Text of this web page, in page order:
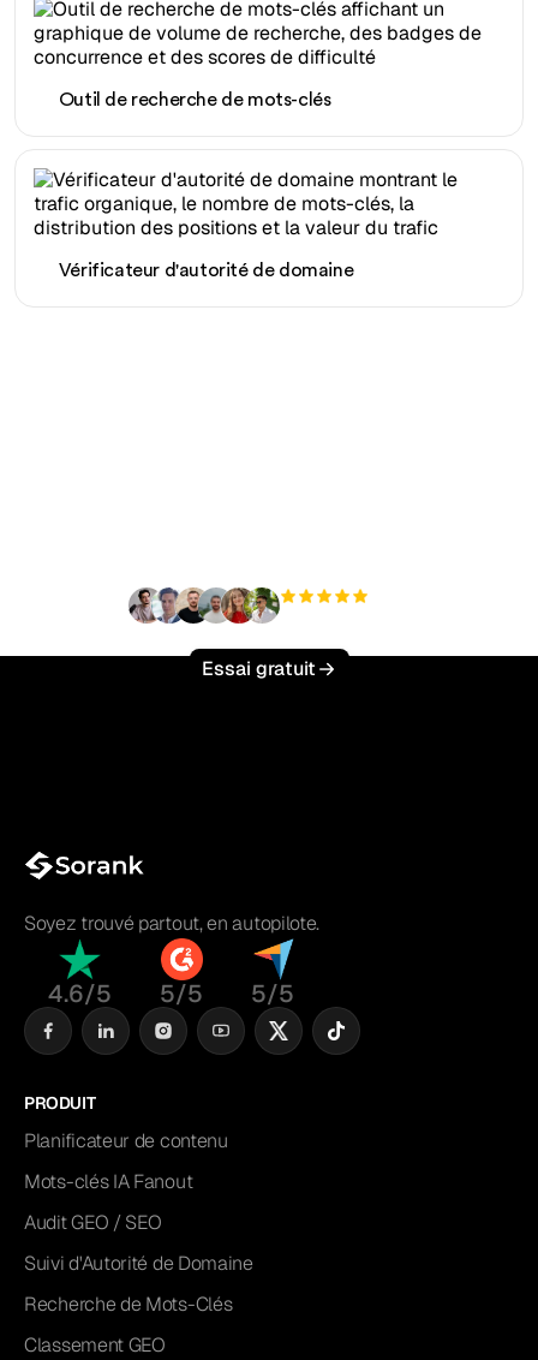
Outil de recherche de mots-clés
Vérificateur d'autorité de domaine
Essai gratuit
Soyez trouvé partout, en autopilote.
4.6/5 5/5 5/5
PRODUIT
Planificateur de contenu
Mots-clés IA Fanout
Audit GEO / SEO
Suivi d'Autorité de Domaine
Recherche de Mots-Clés
Classement GEO